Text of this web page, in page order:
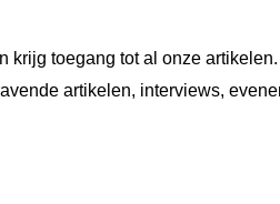
krijg toegang tot al onze
artikelen, interviews,